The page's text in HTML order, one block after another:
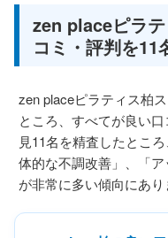
zen placeピラ
コミ・評判を11
zen placeピラティス柏
ところ、すべてが良い
見11名を精査したとこ
体的な不調改善」、「
が非常に多い傾向にあり